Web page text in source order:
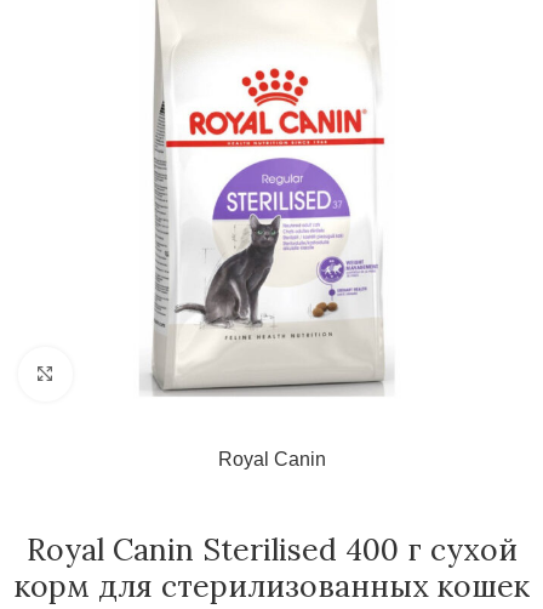
Нажмите, чтобы увеличить
Royal Canin
Royal Canin Sterilised 400 г сухой
корм для стерилизованных кошек